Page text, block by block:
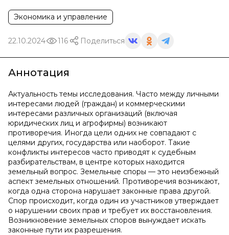
Экономика и управление
22.10.2024 116 Поделиться
Аннотация
Актуальность темы исследования. Часто между личными
интересами людей (граждан) и коммерческими
интересами различных организаций (включая
юридических лиц и агрофирмы) возникают
противоречия. Иногда цели одних не совпадают с
целями других, государства или наоборот. Такие
конфликты интересов часто приводят к судебным
разбирательствам, в центре которых находится
земельный вопрос. Земельные споры — это неизбежный
аспект земельных отношений. Противоречия возникают,
когда одна сторона нарушает законные права другой.
Спор происходит, когда один из участников утверждает
о нарушении своих прав и требует их восстановления.
Возникновение земельных споров вынуждает искать
законные пути их разрешения.